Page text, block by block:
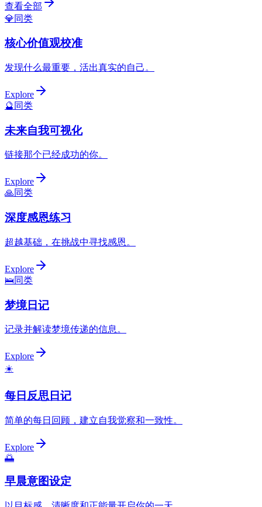
查看全部
💎同类
核心价值观校准
发现什么最重要，活出真实的自己。
Explore
🔮 同类
未来自我可视化
链接那个已经成功的你。
Explore
🙏同类
深度感恩练习
超越基础，在挑战中寻找感恩。
Explore
🛌同类
梦境日记
记录并解读梦境传递的信息。
Explore
☀️
每日反思日记
简单的每日回顾，建立自我觉察和一致性。
Explore
🌅
早晨意图设定